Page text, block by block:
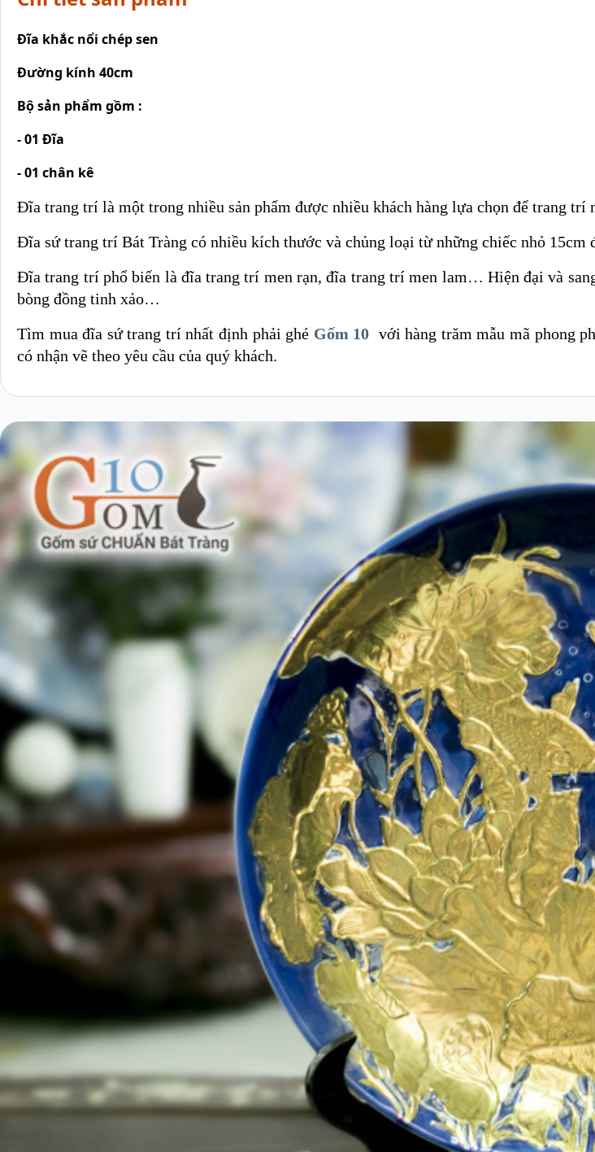
Đĩa khắc nổi chép sen
Đường kính 40cm
Bộ sản phẩm gồm :
- 01 Đĩa
- 01 chân kê
Đĩa trang trí là một trong nhiều sản phẩm được nhiều khách hàng lựa chọn để trang
Đĩa sứ trang trí Bát Tràng có nhiều kích thước và chủng loại từ những chiếc nhỏ
Đĩa trang trí phổ biến là đĩa trang trí men rạn, đĩa trang trí men lam… Hiện đại và
bòng đồng tinh xảo…
Tìm mua đĩa sứ trang trí nhất định phải ghé Gốm 10 với hàng trăm mẫu mã phong
có nhận vẽ theo yêu cầu của quý khách.